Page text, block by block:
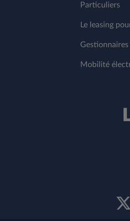
Particuliers
Le leasing
Mobilité